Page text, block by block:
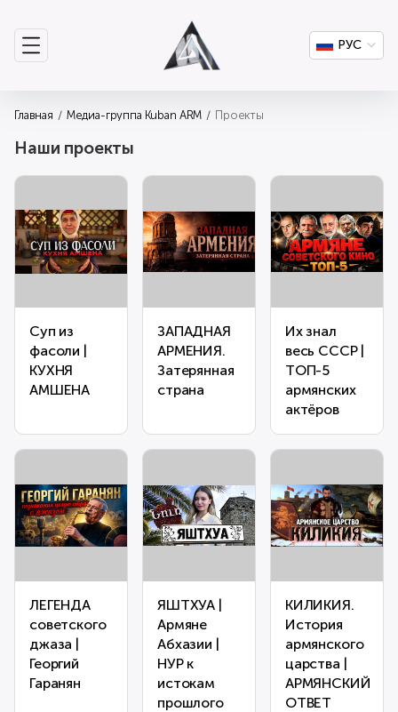
РУС
Главная Медиа-группа Kuban ARM Проекты
Наши проекты
Суп из
фасоли |
КУХНЯ
АМШЕНА
ЗАПАДНАЯ
АРМЕНИЯ.
Затерянная
страна
Их знал
весь СССР |
ТОП-5
армянских
актёров
ЛЕГЕНДА
советского
джаза |
Георгий
Гаранян
ЯШТХУА |
Армяне
Абхазии |
НУР к
истокам
прошлого
КИЛИКИЯ.
История
армянского
царства |
АРМЯНСКИЙ
ОТВЕТ